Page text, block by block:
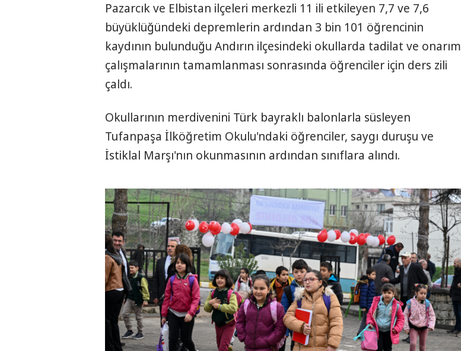
Pazarcık ve Elbistan ilçeleri merkezli 11 ili etkileyen 7,7 ve 7,6
büyüklüğündeki depremlerin ardından 3 bin 101 öğrencinin
kaydının bulunduğu Andırın ilçesindeki okullarda tadilat ve onarım
çalışmalarının tamamlanması sonrasında öğrenciler için ders zili
çaldı.
Okullarının merdivenini Türk bayraklı balonlarla süsleyen
Tufanpaşa İlköğretim Okulu'ndaki öğrenciler, saygı duruşu ve
İstiklal Marşı'nın okunmasının ardından sınıflara alındı.